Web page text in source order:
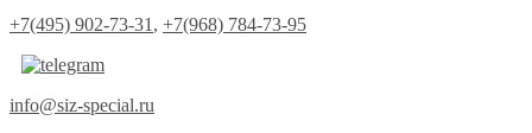
+7(495) 902-73-31 , +7(968) 784-73-95
info@siz-special.ru